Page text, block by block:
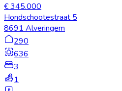
€ 345.000
Hondschootestraat 5
8691 Alveringem
290
636
3
1